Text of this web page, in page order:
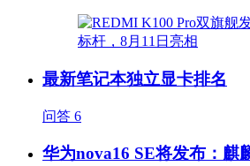
最新笔记本独立显卡排名
问答 6
华为nova16 SE将发布：麒